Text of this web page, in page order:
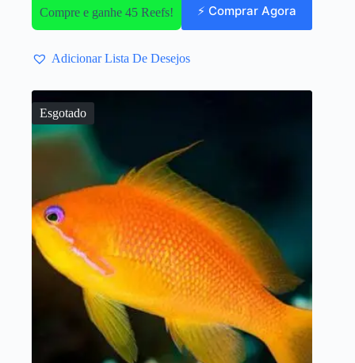
Compre e ganhe 45 Reefs! ⚡ Comprar Agora
Adicionar Lista De Desejos
Esgotado